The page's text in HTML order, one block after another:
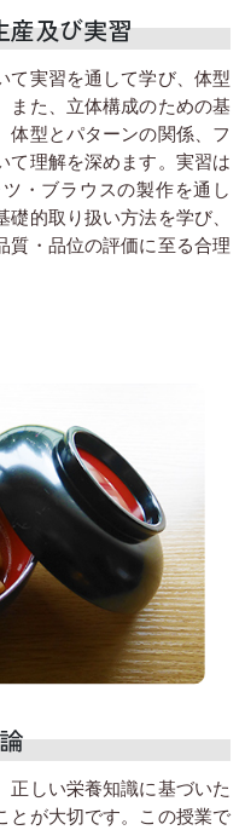
産及び実習
て実習を通して学び、体型
また、立体構成のための基
体型とパターンの関係、フ
て理解を深めます。実習は
・ブラウスの製作を通し
的取り扱い方法を学び、
質・品位の評価に至る合理
正しい栄養知識に基づいた
とが大切です。この授業で